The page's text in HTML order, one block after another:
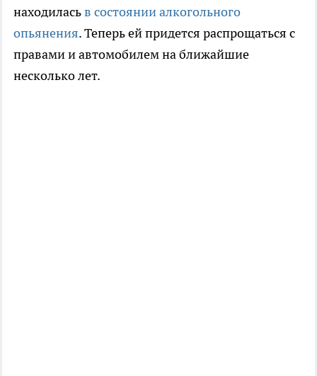
находиласьв состоянии алкогольного
опьянения. Теперь ей придется распрощаться с
правами и автомобилем на ближайшие
несколько лет.